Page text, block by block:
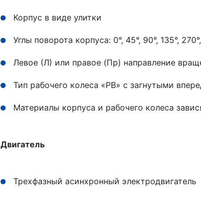
Корпус в виде улитки
Углы поворота корпуса: 0°, 45°, 90°, 135°,
Левое (Л) или правое (Пр) направление
Тип рабочего колеса «РВ» с загнутыми
Материалы корпуса и рабочего колеса
Двигатель
Трехфазный асинхронный электродвигатель